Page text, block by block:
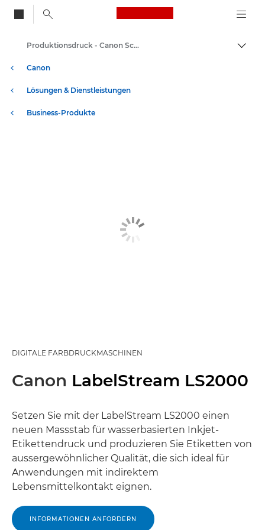
Canon Logo, back
Auf
Canon
Lösungen & Dienstleistungen
Business-Produkte
Produktionsdruck - Canon Schweiz
DIGITALE FARBDRUCKMASCHINEN
Canon LabelStream LS2000
Setzen Sie mit der LabelStream LS2000 einen
neuen Massstab für wasserbasierten Inkjet-
Etikettendruck und produzieren Sie Etiketten von
aussergewöhnlicher Qualität, die sich ideal für
Anwendungen mit indirektem
Lebensmittelkontakt eignen.
INFORMATIONEN ANFORDERN